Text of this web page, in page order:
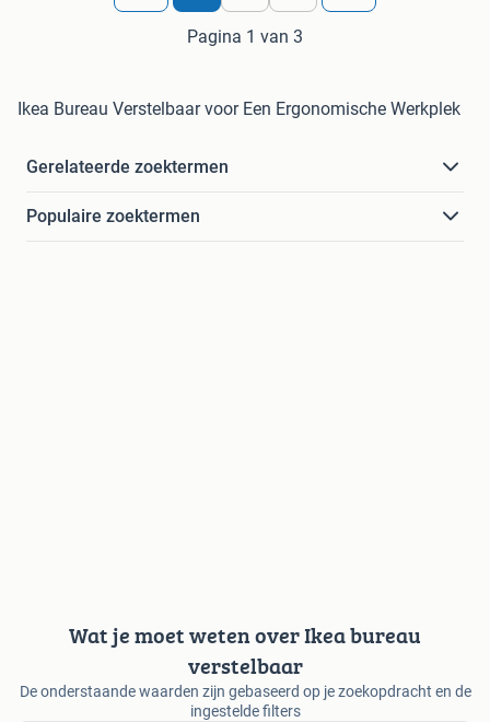
Pagina 1 van 3
Ikea Bureau Verstelbaar voor Een Ergonomische Werkplek
Gerelateerde zoektermen
Populaire zoektermen
Wat je moet weten over Ikea bureau
verstelbaar
De onderstaande waarden zijn gebaseerd op je zoekopdracht en de
ingestelde filters